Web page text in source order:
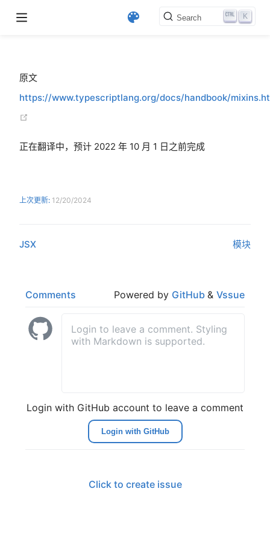
Search K
原文
https://www.typescriptlang.org/docs/handbook/
正在翻译中，预计 2022 年 10 月 1 日之前完成
上次更新: 12/20/2024
JSX 模块
Comments Powered by GitHub & Vssue
Login with GitHub account to leave a comment
Login with GitHub
Click to create issue